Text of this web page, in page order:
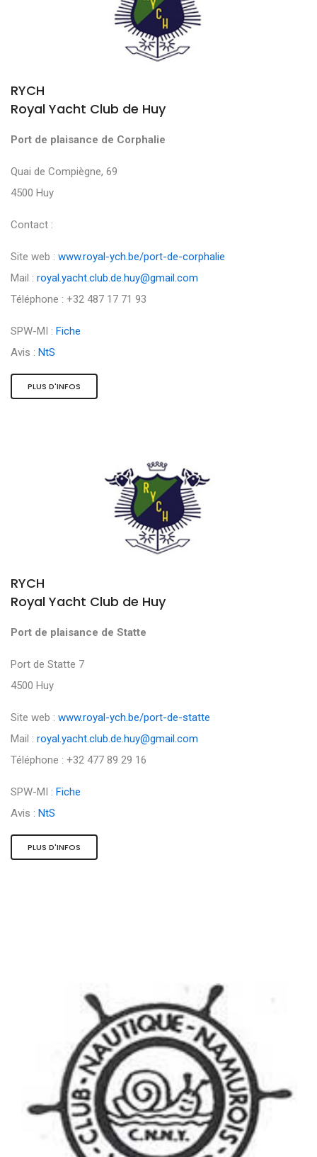
RYCH
Royal Yacht Club de Huy
Port de plaisance de Corphalie
Quai de Compiègne, 69
4500 Huy
Contact :
Site web : www.royal-ych.be/port-de-corphalie
Mail : royal.yacht.club.de.huy@gmail.com
Téléphone : +32 487 17 71 93
SPW-MI : Fiche
Avis : NtS
PLUS D'INFOS
RYCH
Royal Yacht Club de Huy
Port de plaisance de Statte
Port de Statte 7
4500 Huy
Site web : www.royal-ych.be/port-de-statte
Mail : royal.yacht.club.de.huy@gmail.com
Téléphone : +32 477 89 29 16
SPW-MI : Fiche
Avis : NtS
PLUS D'INFOS